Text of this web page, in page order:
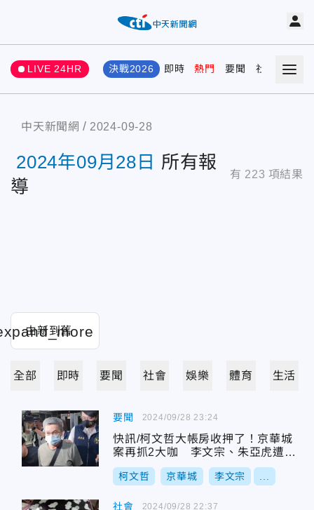
LIVE 24HR 決戰2026 即時 熱門 要聞 社會 娛樂
中天新聞網 2024-09-28
2024年09月28日 所有報
導
有 223 項結果
全部 即時 要聞 社會 娛樂 體育 生活
要聞
快訊/柯文哲大帳房收押了！京華城
案再抓2大咖 李文宗、朱亞虎遭裁
定羈押禁見
柯文哲 京華城 李文宗
2024/09/28 23:24
社會 2024/09/28 22:37